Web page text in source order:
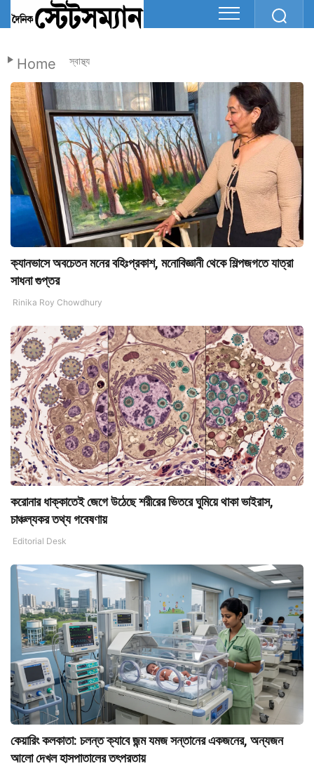
Home স্বাস্থ্য
ক্যানভাসে অবচেতন মনের বহিঃপ্রকাশ, মনোবিজ্ঞানী থেকে শিল্পজগতে যাত্রা
সাধনা গুপ্তর
Rinika Roy Chowdhury
করোনার ধাক্কাতেই জেগে উঠেছে শরীরের ভিতরে ঘুমিয়ে থাকা ভাইরাস,
চাঞ্চল্যকর তথ্য গবেষণায়
Editorial Desk
কেয়ারিং কলকাতা: চলন্ত ক্যাবে জন্ম যমজ সন্তানের একজনের, অন্যজন
আলো দেখল হাসপাতালের তৎপরতায়